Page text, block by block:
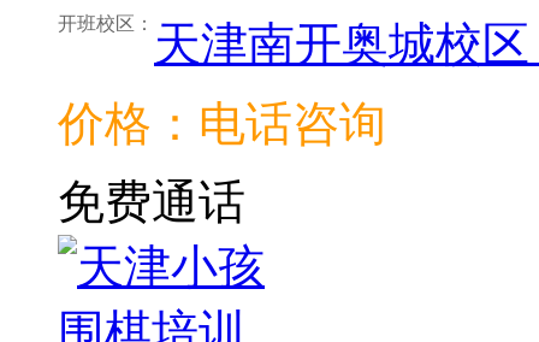
开班校区： 天津南开奥城校区
价格：电话咨询
免费通话